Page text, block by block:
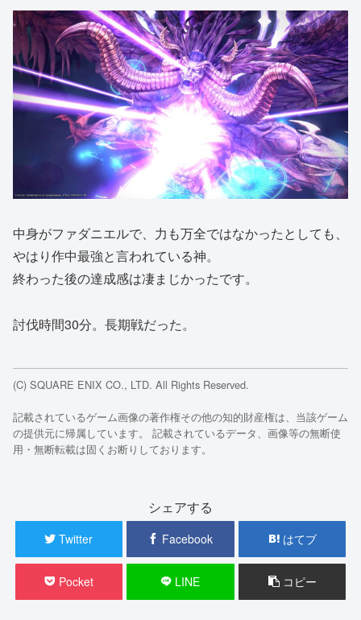
中身がファダニエルで、力も万全ではなかったとしても、
やはり作中最強と言われている神。
終わった後の達成感は凄まじかったです。
討伐時間30分。長期戦だった。
(C) SQUARE ENIX CO., LTD. All Rights Reserved.
記載されているゲーム画像の著作権その他の知的財産権は、当該ゲーム
の提供元に帰属しています。 記載されているデータ、画像等の無断使
用・無断転載は固くお断りしております。
シェアする
Twitter Facebook はてブ
Pocket LINE コピー